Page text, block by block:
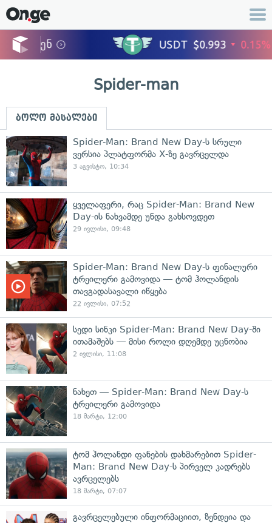
Spider-man
ბოლო მასალები
Spider-Man: Brand New Day-ს სრული
ვერსია პლატფორმა X-ზე გავრცელდა
3 აგვისტო, 10:34
ყველაფერი, რაც Spider-Man: Brand New
Day-ის ნახვამდე უნდა გახსოვდეთ
29 ივლისი, 09:48
Spider-Man: Brand New Day-ს ფინალური
ტრეილერი გამოვიდა — ტომ ჰოლანდის
თავგადასავალი იწყება
22 ივლისი, 07:52
სედი სინკი Spider-Man: Brand New Day-ში
ითამაშებს — მისი როლი დღემდე უცნობია
2 ივლისი, 11:08
ნახეთ — Spider-Man: Brand New Day-ს
ტრეილერი გამოვიდა
18 მარტი, 12:00
ტომ ჰოლანდი ფანების დახმარებით Spider-
Man: Brand New Day-ს პირველ კადრებს
ავრცელებს
18 მარტი, 07:07
გავრცელებული ინფორმაციით, ზენდეია და